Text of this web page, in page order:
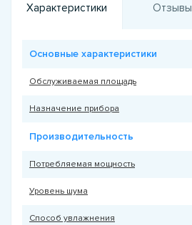
Характеристики Отзывы
Основные характеристики
Обслуживаемая площадь
Назначение прибора
Производительность
Потребляемая мощность
Уровень шума
Способ увлажнения